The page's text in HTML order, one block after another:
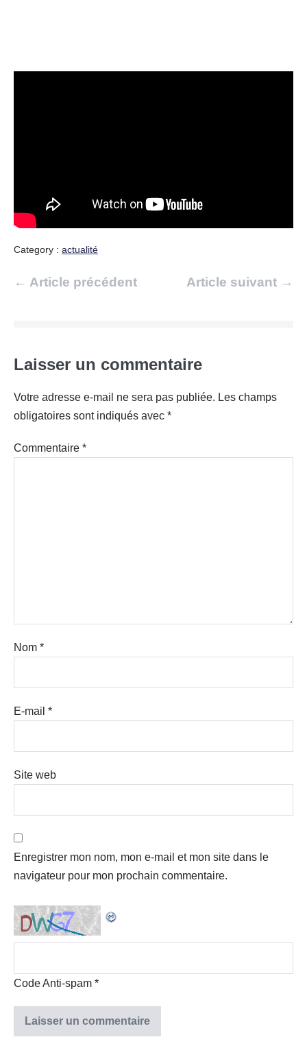
Category : actualité
Navigation
← Article précédent Article suivant →
Laisser un commentaire
Votre adresse e-mail ne sera pas publiée. Les champs
obligatoires sont indiqués avec *
Commentaire *
Nom *
E-mail *
Site web
Enregistrer mon nom, mon e-mail et mon site dans le
navigateur pour mon prochain commentaire.
Code Anti-spam *